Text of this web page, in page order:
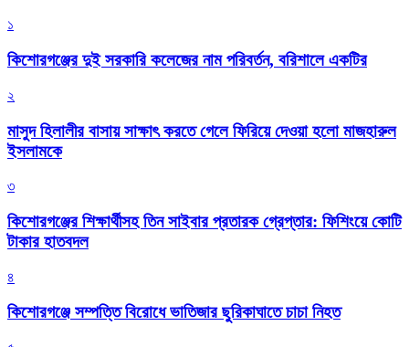
১
কিশোরগঞ্জের দুই সরকারি কলেজের নাম পরিবর্তন, বরিশালে একটির
২
মাসুদ হিলালীর বাসায় সাক্ষাৎ করতে গেলে ফিরিয়ে দেওয়া হলো মাজহারুল
ইসলামকে
৩
কিশোরগঞ্জের শিক্ষার্থীসহ তিন সাইবার প্রতারক গ্রেপ্তার: ফিশিংয়ে কোটি
টাকার হাতবদল
৪
কিশোরগঞ্জে সম্পত্তি বিরোধে ভাতিজার ছুরিকাঘাতে চাচা নিহত